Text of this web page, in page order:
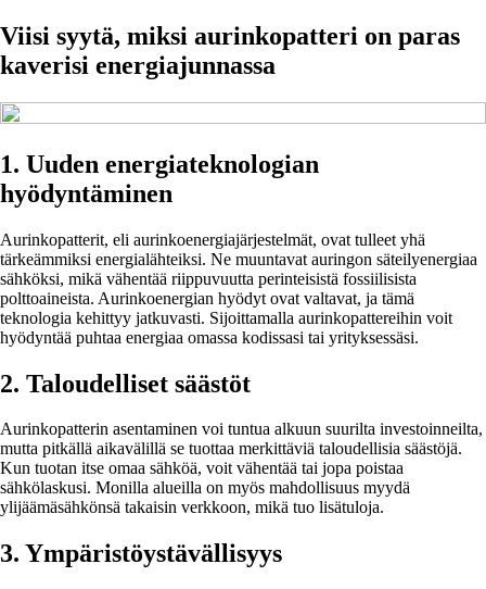
Viisi syytä, miksi aurinkopatteri on paras
kaverisi energiajunnassa
1. Uuden energiateknologian
hyödyntäminen
Aurinkopatterit, eli aurinkoenergiajärjestelmät, ovat tulleet yhä
tärkeämmiksi energialähteiksi. Ne muuntavat auringon säteilyenergiaa
sähköksi, mikä vähentää riippuvuutta perinteisistä fossiilisista
polttoaineista. Aurinkoenergian hyödyt ovat valtavat, ja tämä
teknologia kehittyy jatkuvasti. Sijoittamalla aurinkopattereihin voit
hyödyntää puhtaa energiaa omassa kodissasi tai yrityksessäsi.
2. Taloudelliset säästöt
Aurinkopatterin asentaminen voi tuntua alkuun suurilta investoinneilta,
mutta pitkällä aikavälillä se tuottaa merkittäviä taloudellisia säästöjä.
Kun tuotan itse omaa sähköä, voit vähentää tai jopa poistaa
sähkölaskusi. Monilla alueilla on myös mahdollisuus myydä
ylijäämäsähkönsä takaisin verkkoon, mikä tuo lisätuloja.
3. Ympäristöystävällisyys